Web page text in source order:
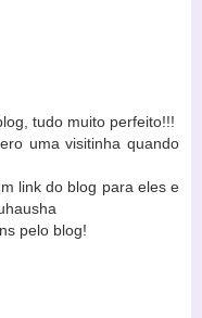
tudo muito perfeito!!!
uma visitinha quando
link do blog para eles e
pelo blog!